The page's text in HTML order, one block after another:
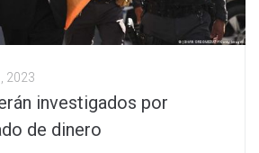
2023
investigados por
de dinero